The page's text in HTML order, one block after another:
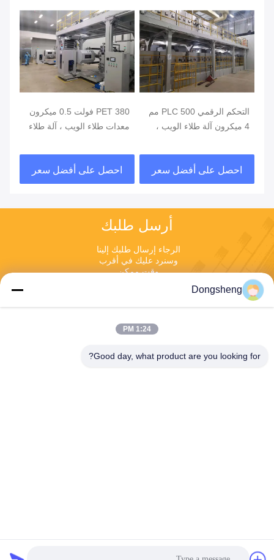
التحكم الرقمي PLC 500 مم
4 ميكرون آلة طلاء الويب ،
احصل على أفضل سعر
PET 380 فولت 0.5 ميكرون
معدات طلاء الويب ، آلة طلاء
احصل على أفضل سعر
أرسل طلبك
وقت ممكن.
Dongsheng
1:24 PM
Good day, what product are you looking for?